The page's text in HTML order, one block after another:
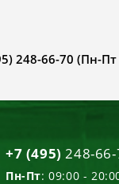
248-66-70 (Пн-
+7 (495) 248-66-
Пн-Пт: 09:00 -